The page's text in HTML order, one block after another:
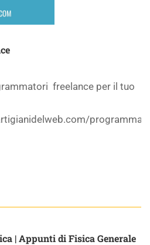
freelance per il tuo
| Appunti di Fisica Generale